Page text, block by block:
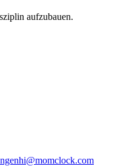
aufzubauen.
hi@momclock.com